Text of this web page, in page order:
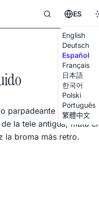
ES
English
Deutsch
Español
Français
日本語
한국어
Polski
Português
繁體中文
parpadeante con audio
la tele antigua, mata
la broma más retro.